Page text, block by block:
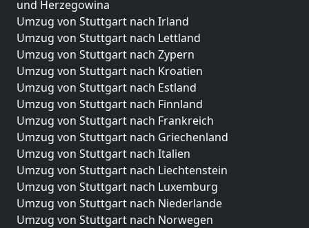
und Herzegowina
Umzug von Stuttgart nach Irland
Umzug von Stuttgart nach Lettland
Umzug von Stuttgart nach Zypern
Umzug von Stuttgart nach Kroatien
Umzug von Stuttgart nach Estland
Umzug von Stuttgart nach Finnland
Umzug von Stuttgart nach Frankreich
Umzug von Stuttgart nach Griechenland
Umzug von Stuttgart nach Italien
Umzug von Stuttgart nach Liechtenstein
Umzug von Stuttgart nach Luxemburg
Umzug von Stuttgart nach Niederlande
Umzug von Stuttgart nach Norwegen